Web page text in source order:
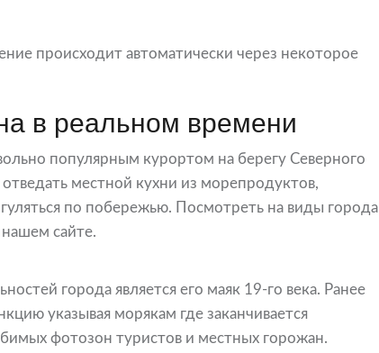
происходит автоматически через некоторое
в реальном времени
популярным курортом на берегу Северного
местной кухни из морепродуктов,
по побережью. Посмотреть на виды города
сайте.
города является его маяк 19-го века. Ранее
указывая морякам где заканчивается
фотозон туристов и местных горожан.